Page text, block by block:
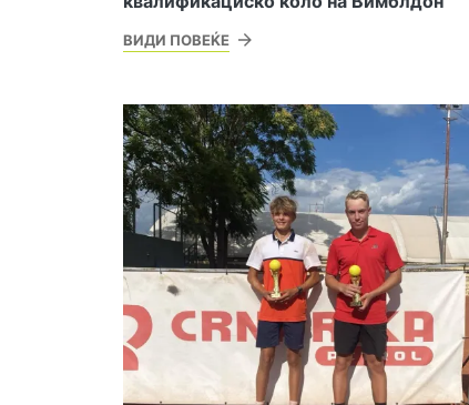
ВИДИ ПОВЕЌЕ